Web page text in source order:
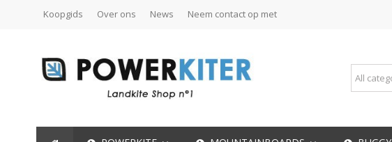
Koopgids Over ons News Neem contact op met